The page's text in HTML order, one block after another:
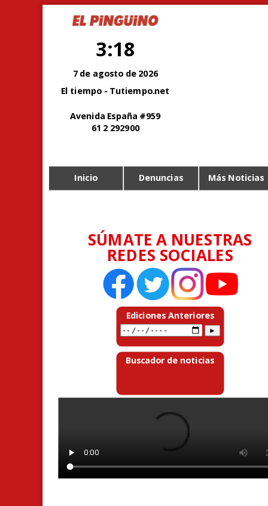
3:18
7 de agosto de 2026
El tiempo - Tutiempo.net
Avenida España #959
61 2 292900
Inicio Denuncias Más Noticias
SÚMATE A NUESTRAS
REDES SOCIALES
Ediciones Anteriores
Buscador de noticias